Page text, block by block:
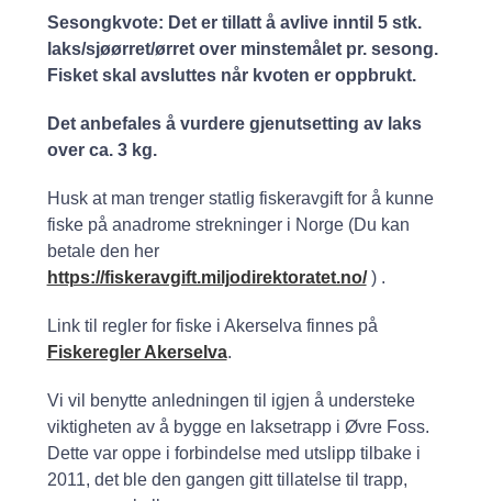
Sesongkvote: Det er tillatt å avlive inntil 5 stk.
laks/sjøørret/ørret over minstemålet pr. sesong.
Fisket skal avsluttes når kvoten er oppbrukt.
Det anbefales å vurdere gjenutsetting av laks
over ca. 3 kg.
Husk at man trenger statlig fiskeravgift for å kunne
fiske på anadrome strekninger i Norge (Du kan
betale den her
https://fiskeravgift.miljodirektoratet.no/) .
Link til regler for fiske i Akerselva finnes på
Fiskeregler Akerselva.
Vi vil benytte anledningen til igjen å understeke
viktigheten av å bygge en laksetrapp i Øvre Foss.
Dette var oppe i forbindelse med utslipp tilbake i
2011, det ble den gangen gitt tillatelse til trapp,